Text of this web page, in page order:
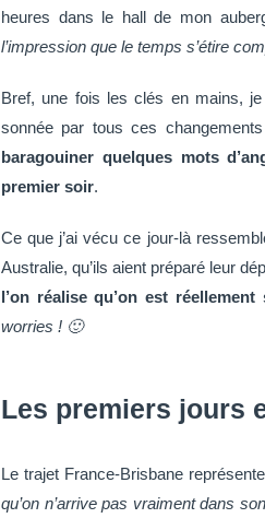
heures dans le hall de mon
l’impression que le temps s’étire
Bref, une fois les clés en mains,
sonnée par tous ces
baragouiner quelques mots
premier soir.
Ce que j’ai vécu ce jour-là
Australie, qu’ils aient préparé leur
l’on réalise qu’on est
worries ! 🙂
Les premiers jours
Le trajet France-Brisbane
qu’on n’arrive pas vraiment dans